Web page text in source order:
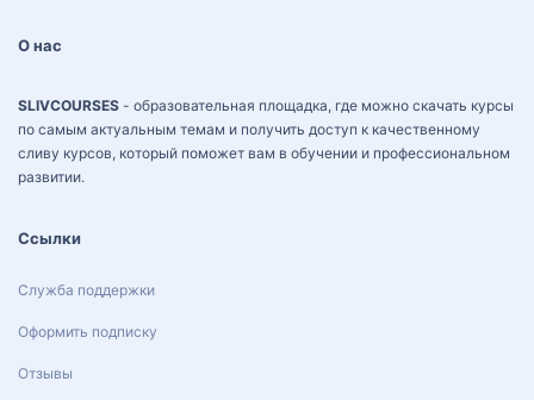
О нас
SLIVCOURSES - образовательная площадка, где можно скачать курсы
по самым актуальным темам и получить доступ к качественному
сливу курсов, который поможет вам в обучении и профессиональном
развитии.
Ссылки
Служба поддержки
Оформить подписку
Отзывы